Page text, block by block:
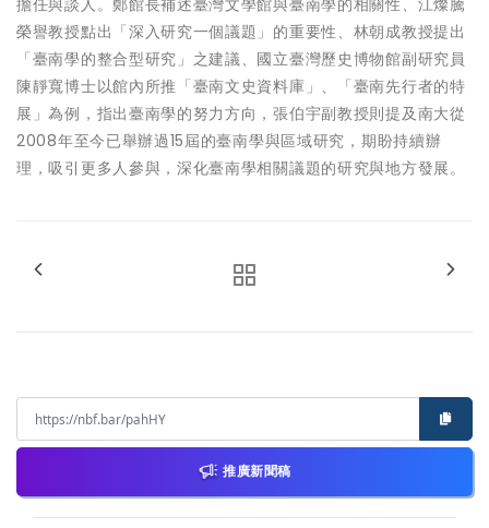
榮譽教授點出「深入研究一個議題」的重要性、林朝成教授提出
「臺南學的整合型研究」之建議、國立臺灣歷史博物館副研究員
陳靜寬博士以館內所推「臺南文史資料庫」、「臺南先行者的特
展」為例，指出臺南學的努力方向，張伯宇副教授則提及南大從
2008年至今已舉辦過15屆的臺南學與區域研究，期盼持續辦
理，吸引更多人參與，深化臺南學相關議題的研究與地方發展。
推廣新聞稿